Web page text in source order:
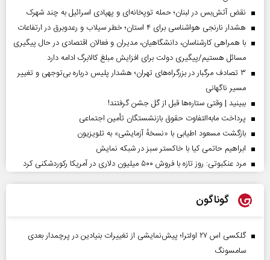
نقض آتش‌بس در لبنان؛ حمله توپخانه‌ای و پهپادی اسرائیل به چند شهرک
هشدار نارنجی هواشناسی برای ۴ استان؛ خطر سیلاب و رعدوبرق در ارتفاعات
با همراهی کارشناسان، دانشگاهیان، مدیران و فعالان اقتصادی در حال پیگیری
مسائل هستیم/پیگیری دولت برای افزایش مبلغ کالابرگ ادامه دارد
۳ تصادف مرگبار در بزرگراه‌های تهران؛ هشدار پلیس درباره بی‌توجهی و تغییر
مسیر ناگهانی
ببینید | وقتی ستاره‌ها قبل از گل جشن گرفتند!
پرداخت مابه‌التفاوت حقوق بازنشستگان تأمین اجتماعی
بازگشت مسعود اطیابی با «نسخهٔ آزمایشی» به تلویزیون
ابراهیم حاتمی کیا با خاکستر سبز در شبکه نمایش
مرد عنکبوتی: روز تازه با فروش ۵۰۰ میلیون دلاری در آمریکا رکوردشکنی کرد
گوناگون
گلکسی اس ۲۷ اولترا؛ پیش‌نمایشی از تغییرات بنیادین در پرچمدار بعدی
سامسونگ